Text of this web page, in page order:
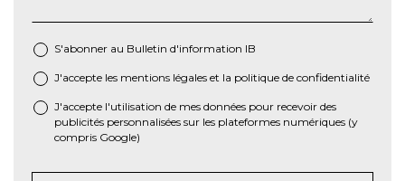
S'abonner au Bulletin d'information IB
* J'accepte les mentions légales et la politique de confidentialité
J'accepte l'utilisation de mes données pour recevoir des
publicités personnalisées sur les plateformes numériques (y
compris Google)